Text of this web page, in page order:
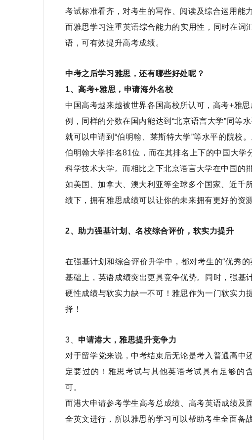
考试标准看齐，对考生的写作、阅读及综合运用能
而雅思学习注重英语综合能力的实用性，同时在词
语，可有效提升高考成绩。
中考之后学习雅思，还有哪些好处呢？
1、高考+雅思，申请海外名校
中国高考越来越被世界各国高校所认可，高考+雅
例，同样的分数在国内能达到“北京语言大学”同等
就可以申请到“伯明翰、莱斯特大学”等水平的院校。
伯明翰大学排名81位，而在其排名上下的中国大学
科学技术大学。而相比之下北京语言大学在中国的
如美国、加拿大、澳大利亚等全球多个国家、近千
绩下，拥有雅思成绩可以让你的未来拥有更好的资
2、助力强基计划、名校综合评价，软实力提升
在强基计划和综合评价升学中，都对考生的“优秀
基础上，英语成绩突出更具竞争优势。同时，强基
硬性成绩与软实力缺一不可！雅思作为一门软实力
择！
3、 申请港大，雅思提升竞争力
对于留学党来说，中考结束后无论是考入普通高中
定要过的！雅思考试与其他英语考试具有足够的
可。
而港大申请参考学生高考总成绩、高考英语成绩及
全英文进行，所以雅思的学习可以帮助考生全面备